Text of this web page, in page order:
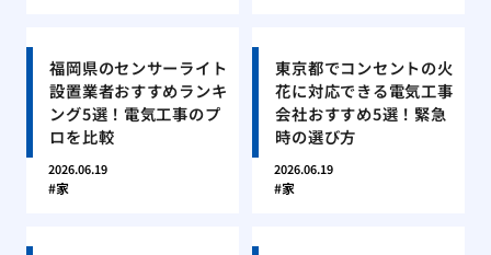
福岡県のセンサーライト
設置業者おすすめランキ
ング5選！電気工事のプ
ロを比較
2026.06.19
家
東京都でコンセントの火
花に対応できる電気工事
会社おすすめ5選！緊急
時の選び方
2026.06.19
家